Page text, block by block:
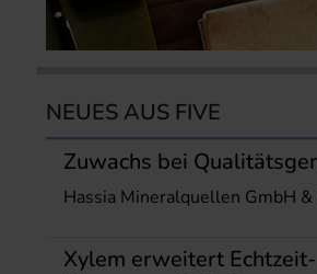
NEUES AUS FIVE
Zuwachs bei
Hassia Mineralquellen GmbH &
Xylem erweitert Echtzeit-